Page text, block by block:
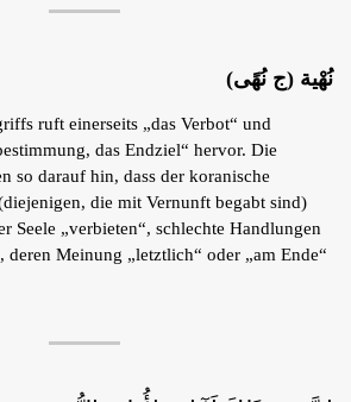
نُهْية (ج نُهًى)
ruft einerseits „das Verbot“ und
das Endziel“ hervor. Die
so darauf hin, dass der koranische
Seele „verbieten“, schlechte Handlungen
deren Meinung „letztlich“ oder „am Ende“